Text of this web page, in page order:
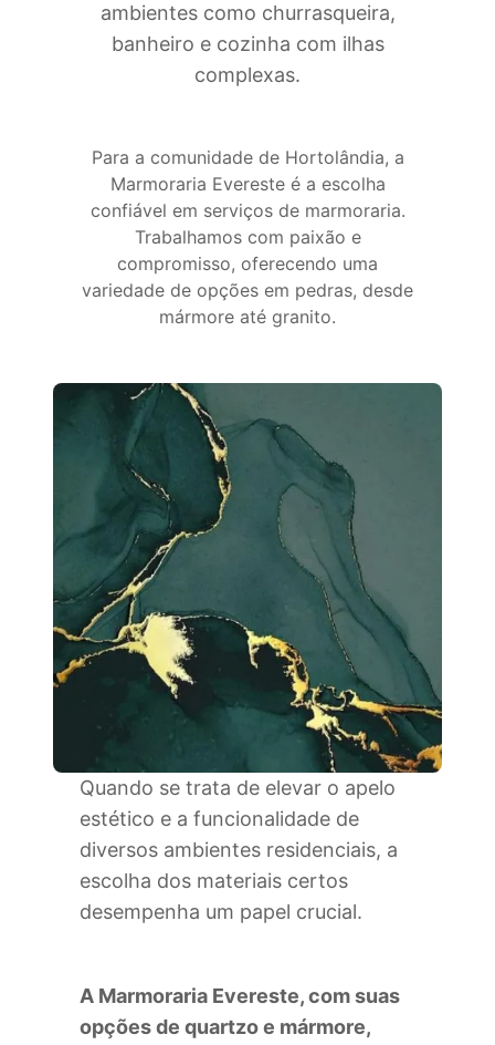
ambientes como churrasqueira,
banheiro e cozinha com ilhas
complexas.
Para a comunidade de Hortolândia, a
Marmoraria Evereste é a escolha
confiável em serviços de marmoraria.
Trabalhamos com paixão e
compromisso, oferecendo uma
variedade de opções em pedras, desde
mármore até granito.
Quando se trata de elevar o apelo
estético e a funcionalidade de
diversos ambientes residenciais, a
escolha dos materiais certos
desempenha um papel crucial.
A Marmoraria Evereste, com suas
opções de quartzo e mármore,